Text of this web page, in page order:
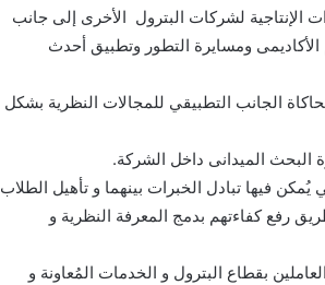
الإنتاجية لشركات البترول الأخرى إلى جانب
الأكاديمى ومسايرة التطور وتطبيق أحدث
الجانب التطبيقي للمجالات النظرية بشكل
البحث الميدانى داخل الشركة.
فيها تبادل الخبرات بينهما و تأهيل الطلاب
رفع كفاءتهم بدمج المعرفة النظرية و
بقطاع البترول و الخدمات المُعاونة و